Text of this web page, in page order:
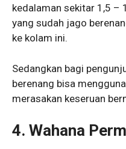
kedalaman sekitar 1,5 –
yang sudah jago
ke kolam ini.
Sedangkan bagi
berenang bisa
merasakan keseruan
4. Wahana